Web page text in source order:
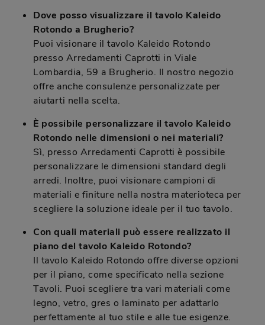
Dove posso visualizzare il tavolo Kaleido
Rotondo a Brugherio?
Puoi visionare il tavolo Kaleido Rotondo
presso Arredamenti Caprotti in Viale
Lombardia, 59 a Brugherio. Il nostro negozio
offre anche consulenze personalizzate per
aiutarti nella scelta.
È possibile personalizzare il tavolo Kaleido
Rotondo nelle dimensioni o nei materiali?
Sì, presso Arredamenti Caprotti è possibile
personalizzare le dimensioni standard degli
arredi. Inoltre, puoi visionare campioni di
materiali e finiture nella nostra materioteca per
scegliere la soluzione ideale per il tuo tavolo.
Con quali materiali può essere realizzato il
piano del tavolo Kaleido Rotondo?
Il tavolo Kaleido Rotondo offre diverse opzioni
per il piano, come specificato nella sezione
Tavoli. Puoi scegliere tra vari materiali come
legno, vetro, gres o laminato per adattarlo
perfettamente al tuo stile e alle tue esigenze.